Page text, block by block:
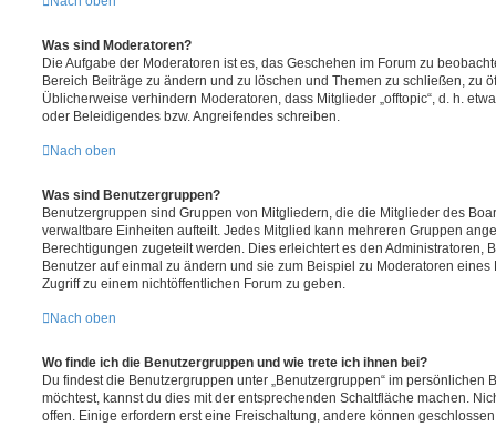
Was sind Moderatoren?
Die Aufgabe der Moderatoren ist es, das Geschehen im Forum zu
Bereich Beiträge zu ändern und zu löschen und Themen zu schließen, zu
Üblicherweise verhindern Moderatoren, dass Mitglieder „offtopic“, d. h.
oder Beleidigendes bzw. Angreifendes schreiben.
Nach oben
Was sind Benutzergruppen?
Benutzergruppen sind Gruppen von Mitgliedern, die die Mitglieder des
verwaltbare Einheiten aufteilt. Jedes Mitglied kann mehreren Gruppen
Berechtigungen zugeteilt werden. Dies erleichtert es den Administratoren,
Benutzer auf einmal zu ändern und sie zum Beispiel zu Moderatoren
Zugriff zu einem nichtöffentlichen Forum zu geben.
Nach oben
Wo finde ich die Benutzergruppen und wie trete ich ihnen bei?
Du findest die Benutzergruppen unter „Benutzergruppen“ im persönlichen
möchtest, kannst du dies mit der entsprechenden Schaltfläche machen.
offen. Einige erfordern erst eine Freischaltung, andere können